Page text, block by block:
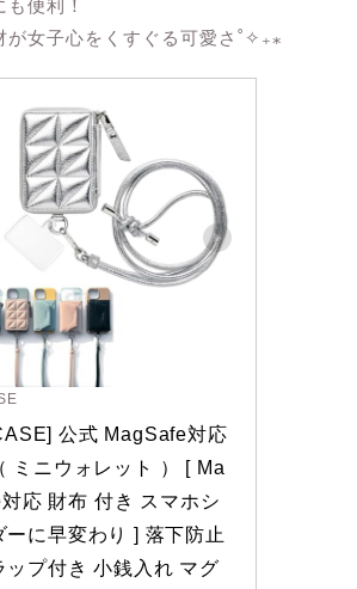
便利！
が女子心をくすぐる可愛さ˚✧₊⁎
公式 MagSafe対応
ミニウォレット ） [ Ma
応 財布 付き スマホシ
ーに早変わり ] 落下防止
ップ付き 小銭入れ マグ